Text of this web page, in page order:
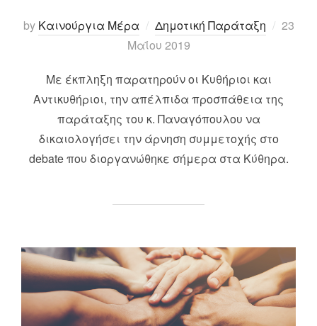
by Καινούργια Μέρα Δημοτική Παράταξη
Posted
23
Μαΐου 2019
Με έκπληξη παρατηρούν οι Κυθήριοι και
Αντικυθήριοι, την απέλπιδα προσπάθεια της
παράταξης του κ. Παναγόπουλου να
δικαιολογήσει την άρνηση συμμετοχής στο
debate που διοργανώθηκε σήμερα στα Κύθηρα.